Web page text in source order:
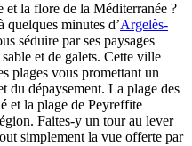
et la flore de la Méditerranée ?
minutes d’Argelès-
séduire par ses paysages
et de galets. Cette ville
plages vous promettant un
du dépaysement. La plage des
et la plage de Peyreffite
Faites-y un tour au lever
simplement la vue offerte par